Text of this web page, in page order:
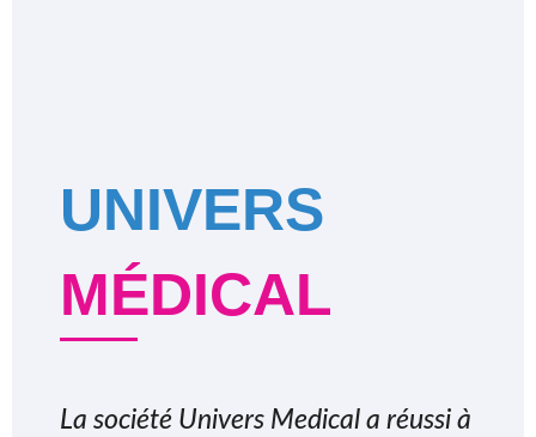
UNIVERS
MÉDICAL
La société Univers Medical a réussi à